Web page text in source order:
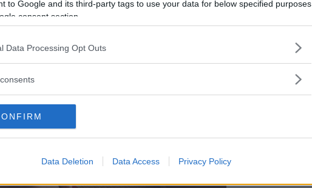
to Google and its third-party tags to use your data for below specified purposes
consent section.
Data Processing Opt Outs
Data Deletion Data Access Privacy Policy
att du skall ut och slira, så kan du
om att ligga!